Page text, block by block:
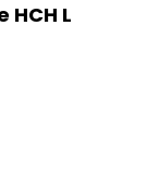
L